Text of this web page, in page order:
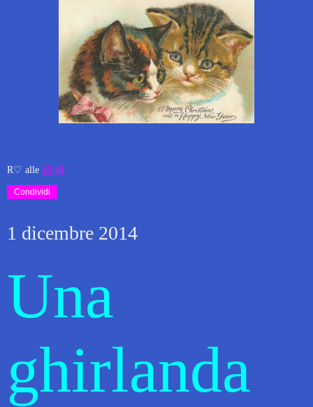
R♡ alle 10:44
Condividi
1 dicembre 2014
Una
ghirlanda